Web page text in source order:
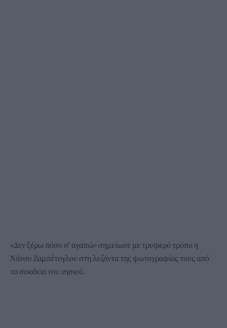
«Δεν ξέρω πόσο σ' αγαπώ» σημείωσε με τρυφερό τρόπο η
Νάνσυ Ζαμπέτογλου στη λεζάντα της φωτογραφίας τους από
τα σοκάκια του νησιού.